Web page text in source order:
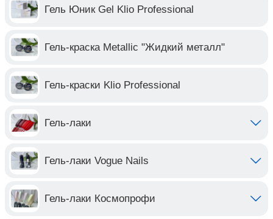
Гель Юник Gel Klio Professional
Гель-краска Metallic "Жидкий металл"
Гель-краски Klio Professional
Гель-лаки
Гель-лаки Vogue Nails
Гель-лаки Космопрофи